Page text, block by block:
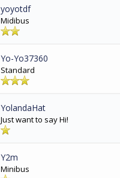
yoyotdf
Midibus
Yo-Yo37360
Standard
YolandaHat
Just want to say Hi!
Y2m
Minibus